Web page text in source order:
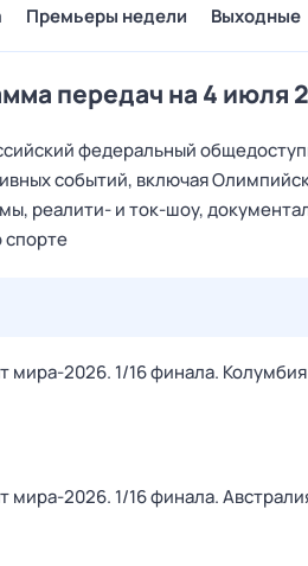
Премьеры недели Выходные
передач на 4 июля
федеральный
событий, включая
реалити- и ток-шоу,
мира-2026. 1/16 финала.
мира-2026. 1/16 финала.